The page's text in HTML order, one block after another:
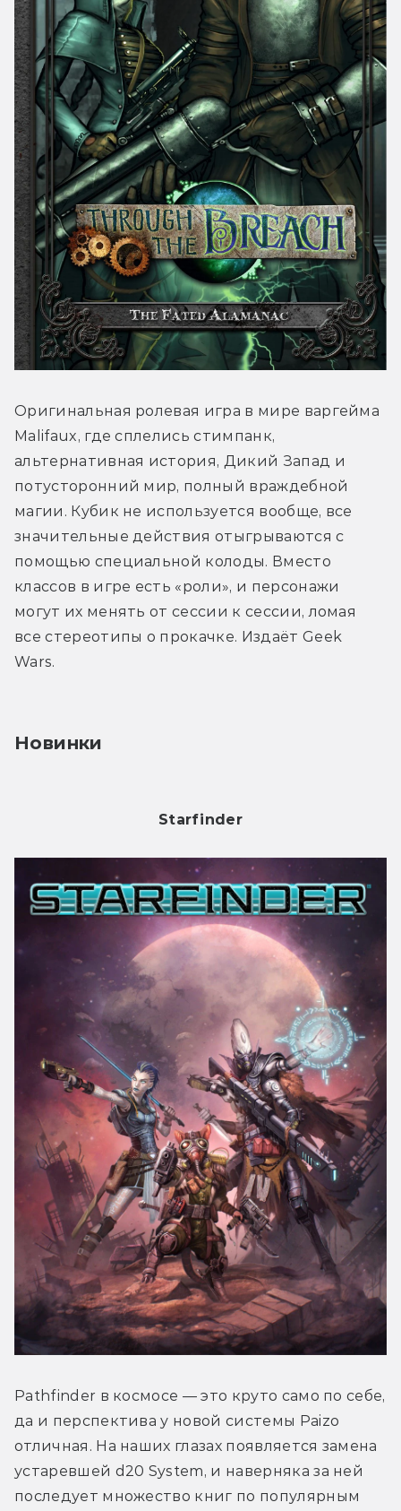
Оригинальная ролевая игра в мире варгейма
Malifaux, где сплелись стимпанк,
альтернативная история, Дикий Запад и
потусторонний мир, полный враждебной
магии. Кубик не используется вообще, все
значительные действия отыгрываются с
помощью специальной колоды. Вместо
классов в игре есть «роли», и персонажи
могут их менять от сессии к сессии, ломая
все стереотипы о прокачке. Издаёт Geek
Wars.
Новинки
Starfinder
Pathfinder в космосе — это круто само по себе,
да и перспектива у новой системы Paizo
отличная. На наших глазах появляется замена
устаревшей d20 System, и наверняка за ней
последует множество книг по популярным